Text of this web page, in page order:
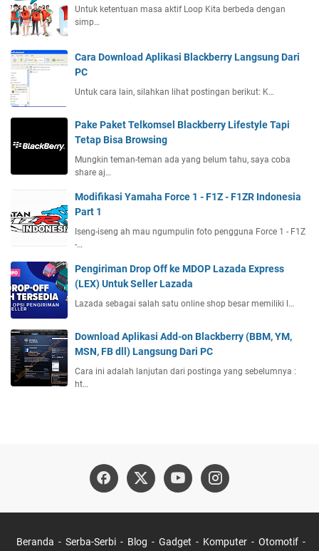
Untuk ketentuan masa aktif Loop Kita berbeda dengan
simp…
Cara Download Aplikasi Blackberry Langsung Dari
PC
Untuk cara lain, silahkan lihat postingan berikut: K…
Pake Paket Telkomsel Blackberry Lifestyle Tapi
Tetap Bisa Browsing
Mungkin teman-teman ada yang belum tahu, saya coba
share aj…
Modifikasi Yamaha Force 1 - F1Z - F1ZR Indonesia
Part 1
Iseng-iseng ah mau ngumpulin foto pengguna Force 1 - F1Z
-…
Pengiriman Drop Off ke MDOP Lazada Express
(LEX) Untuk Seller Lazada
Lazada sebagai salah satu online shop besar memiliki l…
Download Aplikasi Add-on Blackberry (BBM, YM,
MSN, FB dll) Langsung Dari PC
Cara ini adalah lanjutan dari postinga yang sebelumnya :
ht…
Beranda Serba-Serbi Blog Gadget Komputer Otomotif